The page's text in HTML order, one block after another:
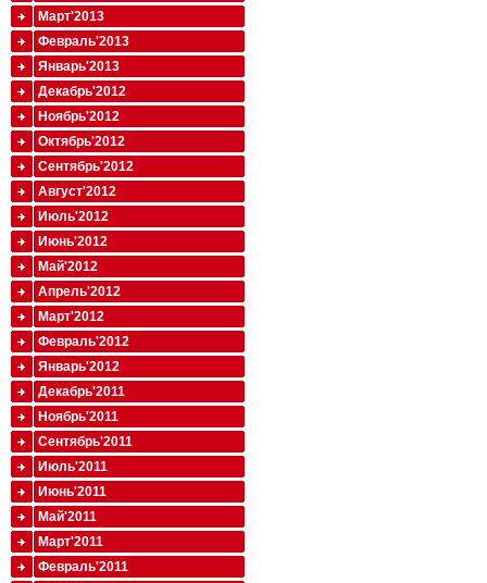
Март'2013
Февраль'2013
Январь'2013
Декабрь'2012
Ноябрь'2012
Октябрь'2012
Сентябрь'2012
Август'2012
Июль'2012
Июнь'2012
Май'2012
Апрель'2012
Март'2012
Февраль'2012
Январь'2012
Декабрь'2011
Ноябрь'2011
Сентябрь'2011
Июль'2011
Июнь'2011
Май'2011
Март'2011
Февраль'2011